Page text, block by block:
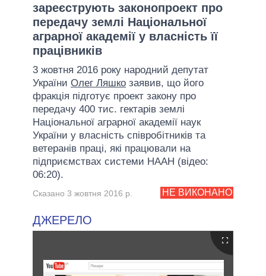
ГОЛОВИ ОБЛАДМІНІСТРАЦІЙ
МЕРИ МІСТ
ВСІ ПЕРСОНИ
ПОРІВНЯННЯ ПОЛІТИКІВ
зареєструють законопроект про
передачу землі Національної
аграрної академії у власність її
працівників
3 жовтня 2016 року народний депутат
України Олег Ляшко заявив, що його
фракція підготує проект закону про
передачу 400 тис. гектарів землі
Національної аграрної академії наук
України у власність співробітників та
ветеранів праці, які працювали на
підприємствах системи НААН (відео:
06:20).
НЕ ВИКОНАНО
Сказано 3 жовтня 2016 р.
ДЖЕРЕЛО